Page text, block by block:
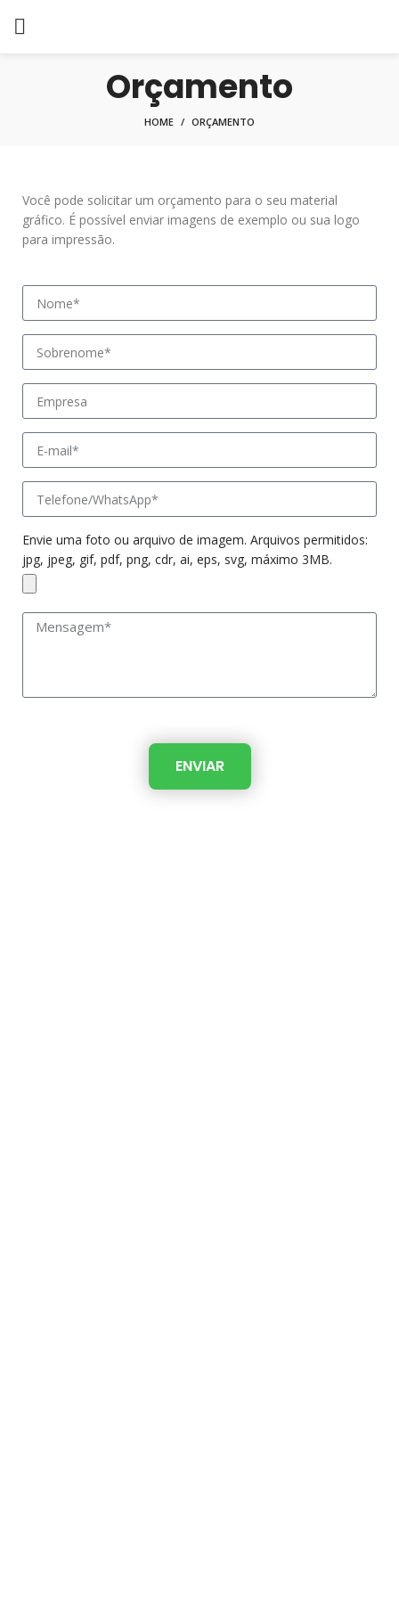
Orçamento
HOME ORÇAMENTO
Você pode solicitar um orçamento para o seu material
gráfico. É possível enviar imagens de exemplo ou sua logo
para impressão.
Envie uma foto ou arquivo de imagem. Arquivos permitidos:
jpg, jpeg, gif, pdf, png, cdr, ai, eps, svg, máximo 3MB.
ENVIAR